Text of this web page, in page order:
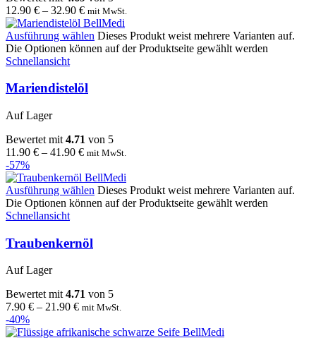
12.90 € – 32.90 € mit MwSt.
Ausführung wählen Dieses Produkt weist mehrere Varianten auf.
Die Optionen können auf der Produktseite gewählt werden
Schnellansicht
Mariendistelöl
Auf Lager
Bewertet mit 4.71 von 5
11.90 € – 41.90 € mit MwSt.
-57%
Ausführung wählen Dieses Produkt weist mehrere Varianten auf.
Die Optionen können auf der Produktseite gewählt werden
Schnellansicht
Traubenkernöl
Auf Lager
Bewertet mit4.71 von 5
7.90 € – 21.90 € mit MwSt.
-40%